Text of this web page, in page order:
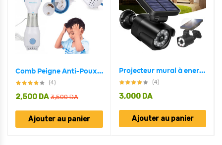
Comb Peigne Anti-Poux Électrique et Nettoyeur Cheveux
(4)
3,500DA
2,500 DA
Ajouter au panier
Projecteur mural à energie solaire en forme de camera Avec Détecteur De Mouvement et détecteur jour/nuit
(4)
3,000 DA
Ajouter au panier